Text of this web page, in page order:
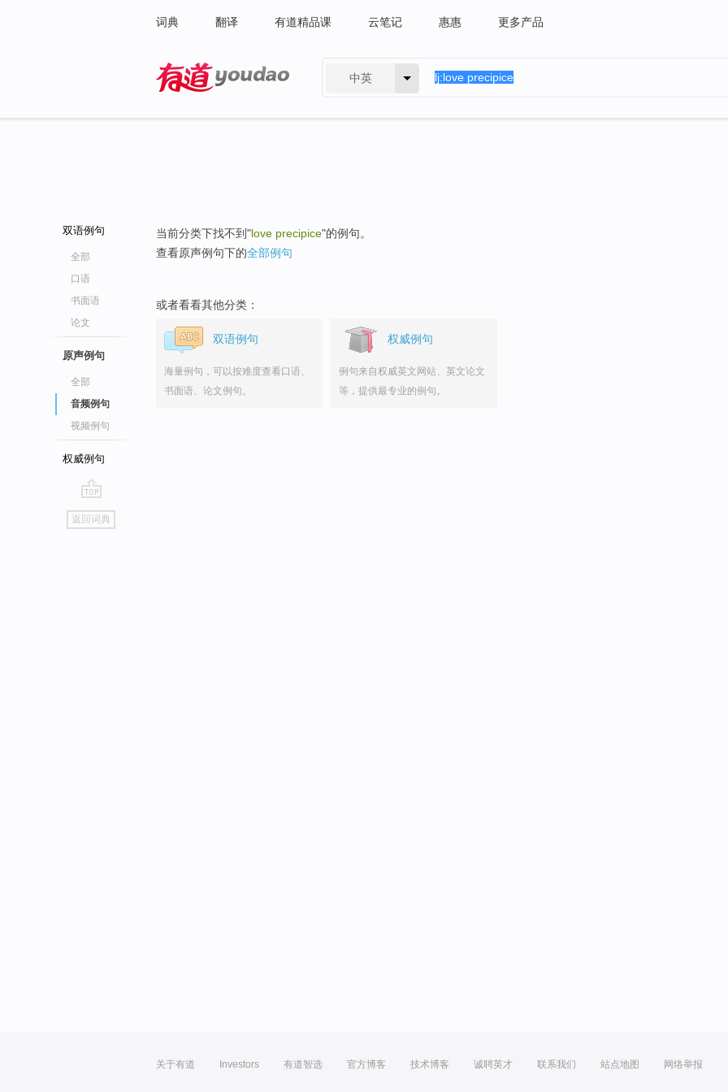
词典 翻译 有道精品课 云笔记 惠惠 更多产品
中英
双语例句
全部
口语
书面语
论文
原声例句
全部
音频例句
视频例句
权威例句
go
top
返回词典
当前分类下找不到"love precipice"的例句。
查看原声例句下的全部例句
或者看看其他分类：
双语例句
海量例句，可以按难度查看口语、
书面语、论文例句。
权威例句
例句来自权威英文网站、英文论文
等，提供最专业的例句。
关于有道 Investors 有道智选 官方博客 技术博客 诚聘英才 联系我们 站点地图 网络举报